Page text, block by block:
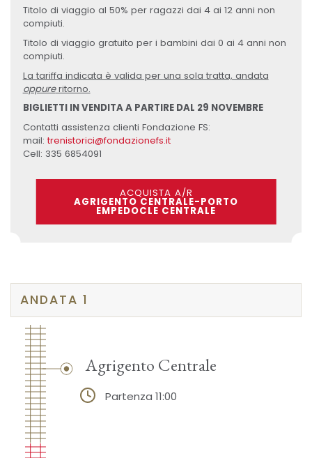
Titolo di viaggio al 50% per ragazzi dai 4 ai 12 anni non
compiuti.
Titolo di viaggio gratuito per i bambini dai 0 ai 4 anni non
compiuti.
La tariffa indicata è valida per una sola tratta, andata
oppureritorno.
BIGLIETTI IN VENDITA A PARTIRE DAL 29 NOVEMBRE
Contatti assistenza clienti Fondazione FS:
mail:trenistorici@fondazionefs.it
Cell: 335 6854091
ACQUISTA A/R
AGRIGENTO CENTRALE-PORTO
EMPEDOCLE CENTRALE
ANDATA 1
Agrigento Centrale
Partenza 11:00